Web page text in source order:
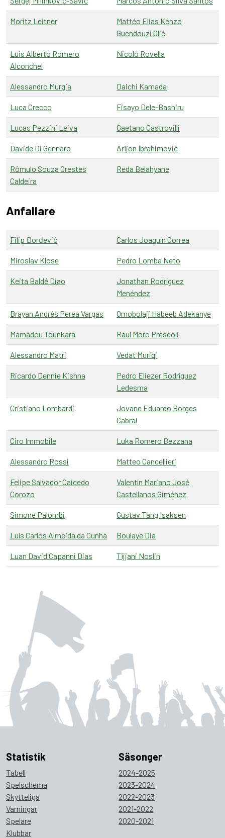
Moritz Leitner
Mattéo Elias Kenzo
Guendouzi Olié
Luis Alberto Romero
Alconchel
Nicolò Rovella
Alessandro Murgia Daichi Kamada
Luca Crecco Fisayo Dele-Bashiru
Lucas Pezzini Leiva Gaetano Castrovilli
Davide Di Gennaro Arijon Ibrahimović
Rômulo Souza Orestes
Caldeira
Reda Belahyane
Anfallare
Filip Đorđević Carlos Joaquín Correa
Miroslav Klose Pedro Lomba Neto
Keita Baldé Diao
Jonathan Rodríguez
Menéndez
Brayan Andrés Perea Vargas Omobolaji Habeeb Adekanye
Mamadou Tounkara Raul Moro Prescoli
Alessandro Matri Vedat Muriqi
Ricardo Dennie Kishna
Pedro Eliezer Rodríguez
Ledesma
Cristiano Lombardi
Jovane Eduardo Borges
Cabral
Ciro Immobile Luka Romero Bezzana
Alessandro Rossi Matteo Cancellieri
Felipe Salvador Caicedo
Corozo
Valentín Mariano José
Castellanos Giménez
Simone Palombi Gustav Tang Isaksen
Luís Carlos Almeida da Cunha Boulaye Dia
Luan David Capanni Dias Tijjani Noslin
Statistik
Tabell
Spelschema
Skytteliga
Varningar
Spelare
Klubbar
Säsonger
2024-2025
2023-2024
2022-2023
2021-2022
2020-2021